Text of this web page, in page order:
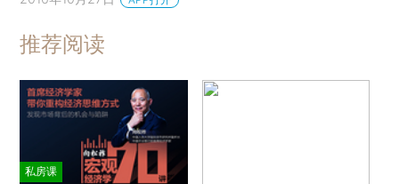
推荐阅读
私房课